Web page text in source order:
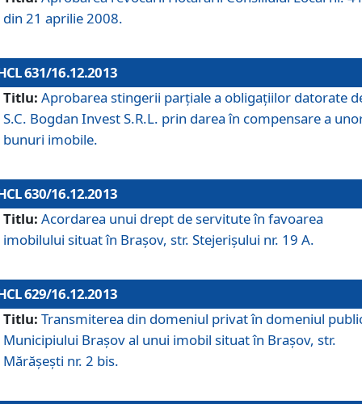
din 21 aprilie 2008.
631/16.12.2013
Titlu: Aprobarea stingerii parţiale a obligaţiilor datorate
S.C. Bogdan Invest S.R.L. prin darea în compensare a
bunuri imobile.
630/16.12.2013
Titlu: Acordarea unui drept de servitute în favoarea
imobilului situat în Braşov, str. Stejerişului nr. 19 A.
629/16.12.2013
Titlu: Transmiterea din domeniul privat în domeniul
Municipiului Braşov al unui imobil situat în Braşov, str.
Mărăşeşti nr. 2 bis.